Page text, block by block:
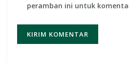
peramban ini untuk